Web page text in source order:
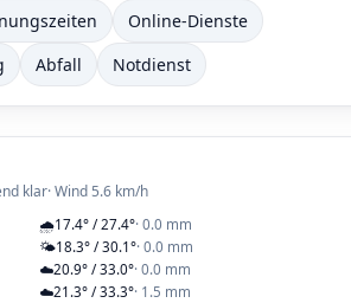
Online-Dienste
Abfall Notdienst
klar· Wind 5.6 km/h
🌧️17.4° / 27.4°· 0.0 mm
🌤️18.3° / 30.1°· 0.0 mm
☁️20.9° / 33.0°· 0.0 mm
☁️21.3° / 33.3°· 1.5 mm